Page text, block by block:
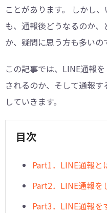
ことがあります。 しかし
も、通報後どうなるのか
か、疑問に思う方も多いの
この記事では、LINE通報
されるのか、そして通報
していきます。
目次
Part1．LINE通報と
Part2．LINE通報を
Part3．LINE通報を